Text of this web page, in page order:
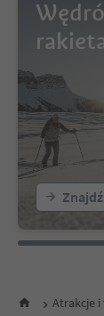
Atrakcje i